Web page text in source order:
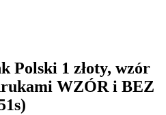
Polski 1 złoty, wzór
WZÓR i BEZ